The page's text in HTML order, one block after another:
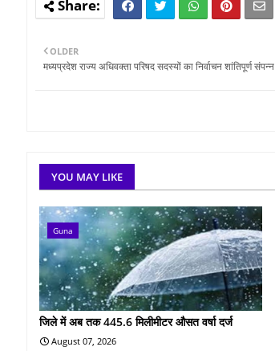
OLDER
मध्यप्रदेश राज्य अधिवक्ता परिषद सदस्‍यों का निर्वाचन शांतिपूर्ण संपन्न
YOU MAY LIKE
Guna
जिले में अब तक 445.6 मिलीमीटर औसत वर्षा दर्ज
August 07, 2026